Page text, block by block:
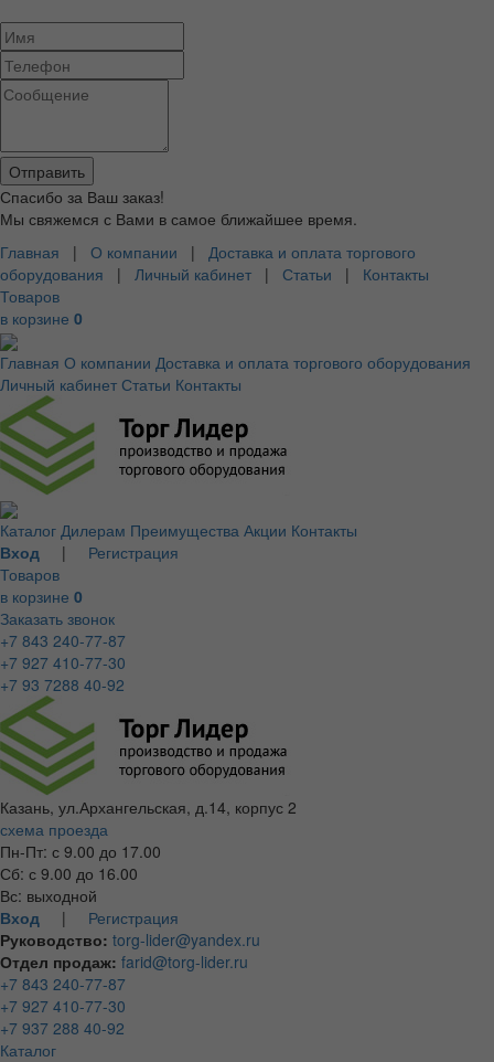
Спасибо за Ваш заказ!
Мы свяжемся с Вами в самое ближайшее время.
Главная | О компании | Доставка и оплата торгового
оборудования | Личный кабинет | Статьи | Контакты
Товаров
в корзине 0
Главная О компании Доставка и оплата торгового оборудования
Личный кабинет Статьи Контакты
Каталог Дилерам Преимущества Акции Контакты
Вход | Регистрация
Товаров
в корзине 0
Заказать звонок
+7 843 240-77-87
+7 927 410-77-30
+7 93 7288 40-92
Казань, ул.Архангельская, д.14, корпус 2
схема проезда
Пн-Пт: с 9.00 до 17.00
Сб: с 9.00 до 16.00
Вс: выходной
Вход | Регистрация
Руководство: torg-lider@yandex.ru
Отдел продаж: farid@torg-lider.ru
+7 843 240-77-87
+7 927 410-77-30
+7 937 288 40-92
Каталог